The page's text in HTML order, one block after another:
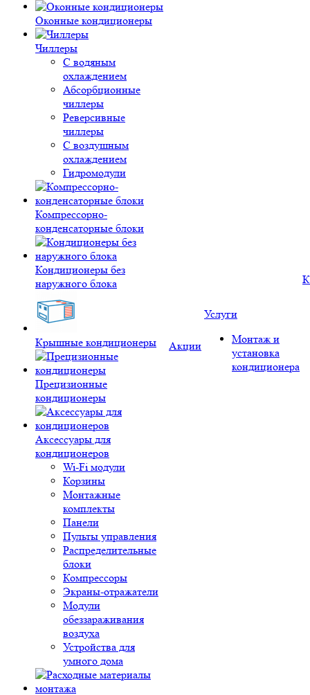
Оконные кондиционеры
Чиллеры
С водяным
охлаждением
Абсорбционные
чиллеры
Реверсивные
чиллеры
С воздушным
охлаждением
Гидромодули
Компрессорно-
конденсаторные блоки
Кондиционеры без
наружного блока
Крышные кондиционеры
Прецизионные
кондиционеры
Аксессуары для
кондиционеров
Wi-Fi модули
Корзины
Монтажные
комплекты
Панели
Пульты управления
Распределительные
блоки
Компрессоры
Экраны-отражатели
Модули
обеззараживания
воздуха
Устройства для
умного дома
Акции
Услуги
Монтаж и
установка
кондиционера